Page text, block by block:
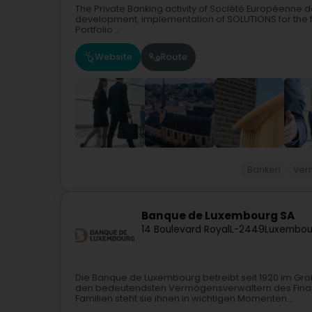
The Private Banking activity of Société
development, implementation of SOLUTIONS for
Portfolio...
Website Route
Banque de Luxembourg SA
14 Boulevard RoyalL-2449
Die Banque de Luxembourg betreibt seit 1920 im
den bedeutendsten Vermögensverwaltern des
Familien steht sie ihnen in wichtigen Momenten...